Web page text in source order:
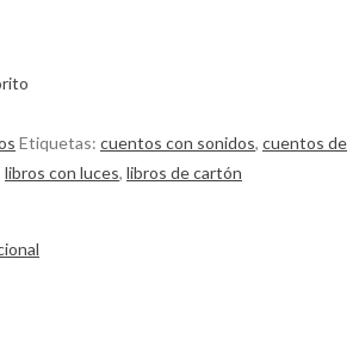
Etiquetas: cuentos con sonidos, cuentos de
libros con luces, libros de cartón